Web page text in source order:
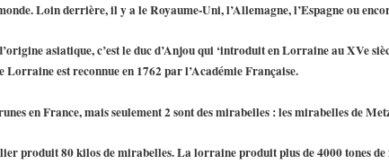
Loin derrière, il y a le Royaume-Uni, l’Allemagne, l’Espagne ou
asiatique, c’est le duc d’Anjou qui ‘introduit en Lorraine au XVe
est reconnue en 1762 par l’Académie Française.
en France, mais seulement 2 sont des mirabelles : les mirabelles de
produit 80 kilos de mirabelles. La lorraine produit plus de 4000 tones